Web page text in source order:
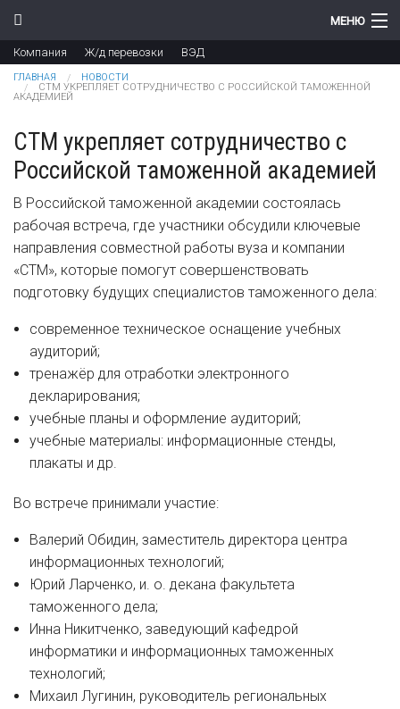
Перейти к основному содержанию
МЕНЮ
Компания
Новости
Продукты
Цены
Поддержка
Контакты
Компания Ж/д перевозки ВЭД
Вы здесь
ГЛАВНАЯ
НОВОСТИ
СТМ УКРЕПЛЯЕТ СОТРУДНИЧЕСТВО С РОССИЙСКОЙ ТАМОЖЕННОЙ
АКАДЕМИЕЙ
СТМ укрепляет сотрудничество с
Российской таможенной академией
В Российской таможенной академии состоялась
рабочая встреча, где участники обсудили ключевые
направления совместной работы вуза и компании
«СТМ», которые помогут совершенствовать
подготовку будущих специалистов таможенного дела:
современное техническое оснащение учебных
аудиторий;
тренажёр для отработки электронного
декларирования;
учебные планы и оформление аудиторий;
учебные материалы: информационные стенды,
плакаты и др.
Во встрече принимали участие:
Валерий Обидин, заместитель директора центра
информационных технологий;
Юрий Ларченко, и. о. декана факультета
таможенного дела;
Инна Никитченко, заведующий кафедрой
информатики и информационных таможенных
технологий;
Михаил Лугинин, руководитель региональных